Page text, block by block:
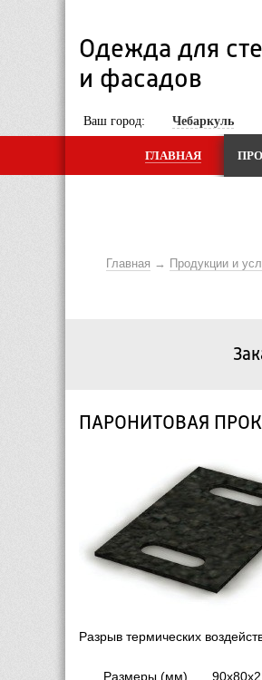
Одежда для
и фасадов
Ваш город: Чебаркуль
ГЛАВНАЯ
Главная Продукции и
ПАРОНИТОВАЯ
Разрыв термических
Размеры (мм) 90х80х2